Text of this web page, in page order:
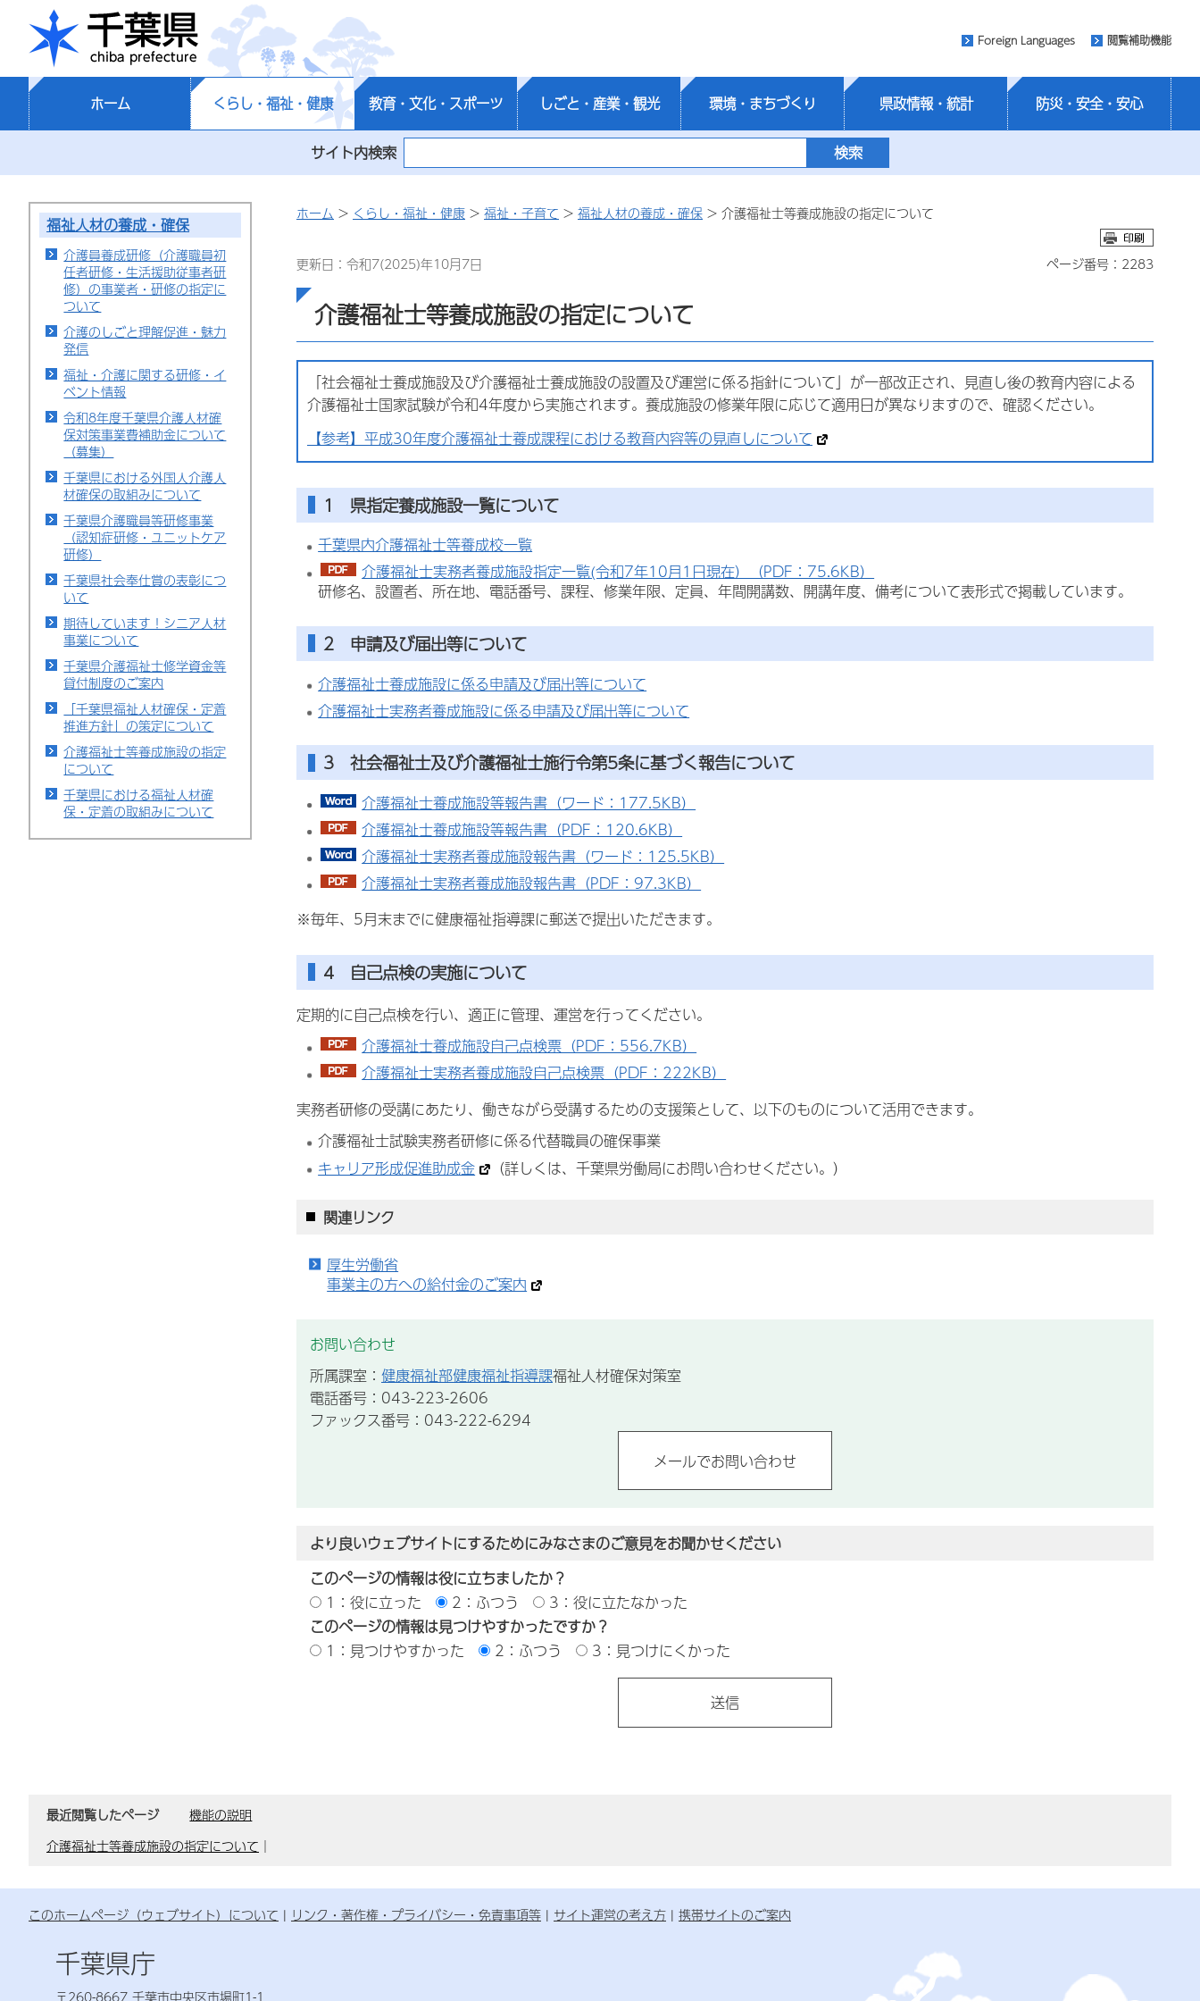
千葉県
Foreign Languages 閲覧補助機能
ホーム くらし・福祉・健康 教育・文化・スポーツ しごと・産業・観光 環境・まちづくり 県政情報・統計 防災・安全・安心
サイト内検索
福祉人材の養成・確保
介護員養成研修（介護職員初
任者研修・生活援助従事者研
修）の事業者・研修の指定に
ついて
介護のしごと理解促進・魅力
発信
福祉・介護に関する研修・イ
ベント情報
令和8年度千葉県介護人材確
保対策事業費補助金について
（募集）
千葉県における外国人介護人
材確保の取組みについて
千葉県介護職員等研修事業
（認知症研修・ユニットケア
研修）
千葉県社会奉仕賞の表彰につ
いて
期待しています！シニア人材
事業について
千葉県介護福祉士修学資金等
貸付制度のご案内
「千葉県福祉人材確保・定着
推進方針」の策定について
介護福祉士等養成施設の指定
について
千葉県における福祉人材確
保・定着の取組みについて
ホーム > くらし・福祉・健康 > 福祉・子育て > 福祉人材の養成・確保 > 介護福祉士等養成施設の指定について
更新日：令和7(2025)年10月7日 ページ番号：2283
介護福祉士等養成施設の指定について
「社会福祉士養成施設及び介護福祉士養成施設の設置及び運営に係る指針について」が一部改正され、見直し後の教育内容による
介護福祉士国家試験が令和4年度から実施されます。養成施設の修業年限に応じて適用日が異なりますので、確認ください。
【参考】平成30年度介護福祉士養成課程における教育内容等の見直しについて
1 県指定養成施設一覧について
千葉県内介護福祉士等養成校一覧
介護福祉士実務者養成施設指定一覧(令和7年10月1日現在）（PDF：75.6KB）
研修名、設置者、所在地、電話番号、課程、修業年限、定員、年間開講数、開講年度、備考について表形式で掲載しています。
2 申請及び届出等について
介護福祉士養成施設に係る申請及び届出等について
介護福祉士実務者養成施設に係る申請及び届出等について
3 社会福祉士及び介護福祉士施行令第5条に基づく報告について
介護福祉士養成施設等報告書（ワード：177.5KB）
介護福祉士養成施設等報告書（PDF：120.6KB）
介護福祉士実務者養成施設報告書（ワード：125.5KB）
介護福祉士実務者養成施設報告書（PDF：97.3KB）
※毎年、5月末までに健康福祉指導課に郵送で提出いただきます。
4 自己点検の実施について
定期的に自己点検を行い、適正に管理、運営を行ってください。
介護福祉士養成施設自己点検票（PDF：556.7KB）
介護福祉士実務者養成施設自己点検票（PDF：222KB）
実務者研修の受講にあたり、働きながら受講するための支援策として、以下のものについて活用できます。
介護福祉士試験実務者研修に係る代替職員の確保事業
キャリア形成促進助成金
（詳しくは、千葉県労働局にお問い合わせください。）
関連リンク
厚生労働省
事業主の方への給付金のご案内
お問い合わせ
所属課室： 健康福祉部健康福祉指導課福祉人材確保対策室
電話番号：043-223-2606
ファックス番号：043-222-6294
より良いウェブサイトにするためにみなさまのご意見をお聞かせください
このページの情報は役に立ちましたか？
1：役に立った
2：ふつう
3：役に立たなかった
このページの情報は見つけやすかったですか？
1：見つけやすかった
2：ふつう 3：見つけにくかった
最近閲覧したページ
機能の説明
介護福祉士等養成施設の指定について ｜
このホームページ（ウェブサイト）について リンク・著作権・プライバシー・免責事項等 サイト運営の考え方 携帯サイトのご案内
千葉県庁
〒260-8667 千葉市中央区市場町1-1